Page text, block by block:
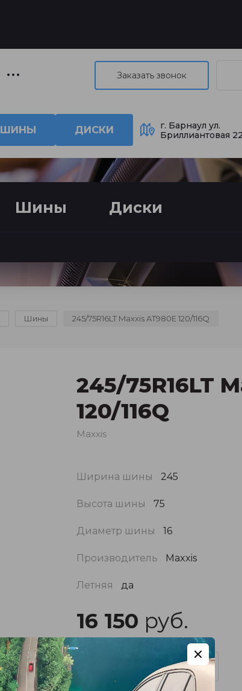
Заказать звонок
ШИНЫ ДИСКИ
г. Барнаул ул.
Бриллиантовая
Шины Диски
Шины 245/75R16LT Maxxis AT980E 120/116Q
245/75R16LT
120/116Q
Maxxis
Ширина шины 245
Высота шины 75
Диаметр шины 16
Производитель Maxxis
Летняя да
16 150 руб.